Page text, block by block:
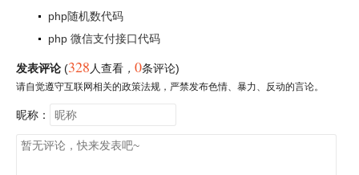
php随机数代码
php 微信支付接口代码
发表评论 (328 人查看 ， 0条评论)
请自觉遵守互联网相关的政策法规，严禁发布色情、暴力、反动的言论。
昵称：